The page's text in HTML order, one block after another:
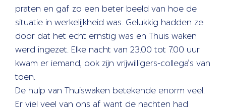
praten en gaf zo een beter beeld van hoe de
situatie in werkelijkheid was. Gelukkig hadden ze
door dat het echt ernstig was en Thuis waken
werd ingezet. Elke nacht van 23.00 tot 7.00 uur
kwam er iemand, ook zijn vrijwilligers-collega’s van
toen.
De hulp van Thuiswaken betekende enorm veel.
Er viel veel van ons af want de nachten had